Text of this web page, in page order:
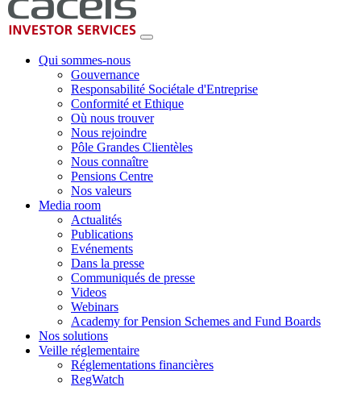
Qui sommes-nous
Gouvernance
Responsabilité Sociétale d'Entreprise
Conformité et Ethique
Où nous trouver
Nous rejoindre
Pôle Grandes Clientèles
Nous connaître
Pensions Centre
Nos valeurs
Media room
Actualités
Publications
Evénements
Dans la presse
Communiqués de presse
Videos
Webinars
Academy for Pension Schemes and Fund Boards
Nos solutions
Veille réglementaire
Réglementations financières
RegWatch